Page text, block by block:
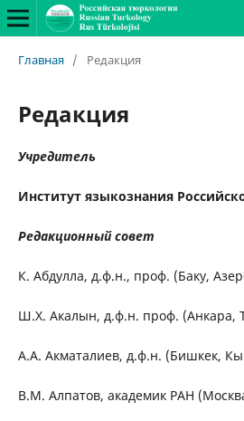
Главная / Редакция
Редакция
Учредитель
Институт языкознания
Редакционный совет
К. Абдулла, д.ф.н., проф. (Баку,
Ш.Х. Акалын, д.ф.н. проф. (Анкара,
А.А. Акматалиев, д.ф.н. (Бишкек,
В.М. Алпатов, академик РАН